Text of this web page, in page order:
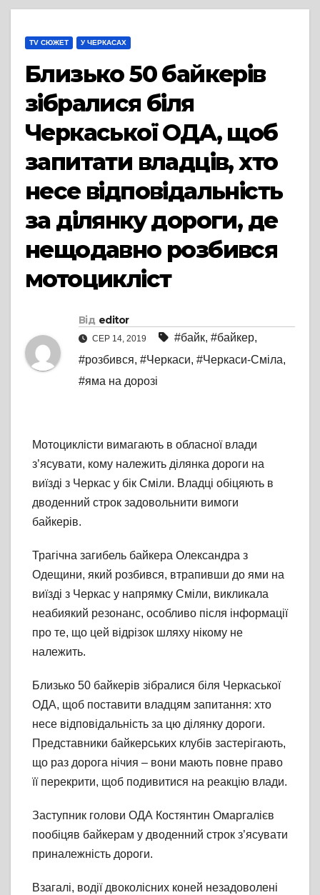
TV СЮЖЕТ У ЧЕРКАСАХ
Близько 50 байкерів
зібралися біля
Черкаської ОДА, щоб
запитати владців, хто
несе відповідальність
за ділянку дороги, де
нещодавно розбився
мотоцикліст
Від editor
СЕР 14, 2019 #байк, #байкер,
#розбився, #Черкаси, #Черкаси-Сміла,
#яма на дорозі
Мотоциклісти вимагають в обласної влади
з’ясувати, кому належить ділянка дороги на
виїзді з Черкас у бік Сміли. Владці обіцяють в
дводенний строк задовольнити вимоги
байкерів.
Трагічна загибель байкера Олександра з
Одещини, який розбився, втрапивши до ями на
виїзді з Черкас у напрямку Сміли, викликала
неабиякий резонанс, особливо після інформації
про те, що цей відрізок шляху нікому не
належить.
Близько 50 байкерів зібралися біля Черкаської
ОДА, щоб поставити владцям запитання: хто
несе відповідальність за цю ділянку дороги.
Представники байкерських клубів застерігають,
що раз дорога нічия – вони мають повне право
її перекрити, щоб подивитися на реакцію влади.
Заступник голови ОДА Костянтин Омаргалієв
пообіцяв байкерам у дводенний строк з’ясувати
приналежність дороги.
Взагалі, водії двоколісних коней незадоволені